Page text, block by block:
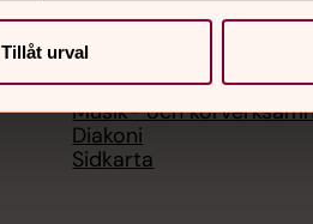
Tillåt urval
Kontakt
Våra verksamheter
Begravningsverksamhet
Barn & ungdom
Musik- och
Diakoni
Sidkarta